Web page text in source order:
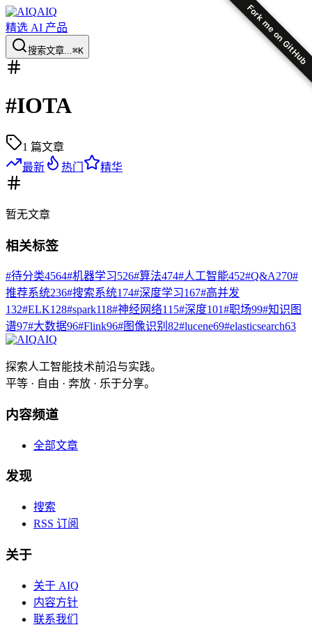
Fork me on GitHub
AIQ
精选 AI 产品
搜索文章...⌘K
#IOTA
1 篇文章
最新
热门 精华
暂无文章
相关标签
#待分类4564#机器学习526#算法474#人工智能452#Q&A270#
推荐系统236#搜索系统174#深度学习167#高并发
132#ELK128#spark118#神经网络115#深度101#职场99#知识图
谱97#大数据96#Flink96#图像识别 82#lucene69#elasticsearch63
AIQ
探索人工智能技术前沿与实践。
平等 · 自由 · 奔放 · 乐于分享。
内容频道
全部文章
发现
搜索
RSS 订阅
关于
关于 AIQ
内容方针
联系我们